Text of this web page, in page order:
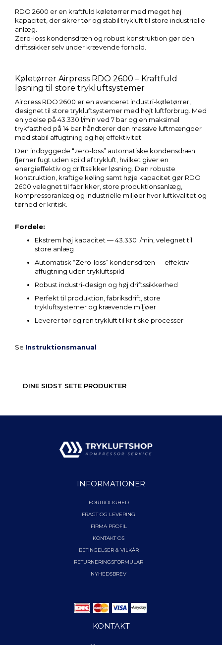
RDO 2600 er en kraftfuld køletørrer med meget høj
kapacitet, der sikrer tør og stabil trykluft til store industrielle
anlæg.
Zero-loss kondensdræn og robust konstruktion gør den
driftssikker selv under krævende forhold.
Køletørrer Airpress RDO 2600 – Kraftfuld
løsning til store trykluftsystemer
Airpress RDO 2600 er en avanceret industri-køletørrer,
designet til store trykluftsystemer med højt luftforbrug. Med
en ydelse på 43.330 l/min ved 7 bar og en maksimal
trykfasthed på 14 bar håndterer den massive luftmængder
med stabil affugtning og høj effektivitet.
Den indbyggede “zero-loss” automatiske kondensdræn
fjerner fugt uden spild af trykluft, hvilket giver en
energieffektiv og driftssikker løsning. Den robuste
konstruktion, kraftige køling samt høje kapacitet gør RDO
2600 velegnet til fabrikker, store produktionsanlæg,
kompressoranlæg og industrielle miljøer hvor luftkvalitet og
tørhed er kritisk.
Fordele:
Ekstrem høj kapacitet — 43.330 l/min, velegnet til
store anlæg
Automatisk “Zero-loss” kondensdræn — effektiv
affugtning uden trykluftspild
Robust industri-design og høj driftssikkerhed
Perfekt til produktion, fabriksdrift, store
trykluftsystemer og krævende miljøer
Leverer tør og ren trykluft til kritiske processer
Se Instruktionsmanual
DINE SIDST SETE PRODUKTER
INFORMATIONER
FORTROLIGHED
FRAGT OG LEVERING
FIRMA PROFIL
KONTAKT OS
BETINGELSER & VILKÅR
RETURNERINGSFORMULAR
NYHEDSBREV
KONTAKT